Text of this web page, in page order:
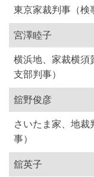
東京家裁判事（検
宮澤睦子
横浜地、家裁横須
支部判事）
舘野俊彦
さいたま家、地裁
事）
舘英子